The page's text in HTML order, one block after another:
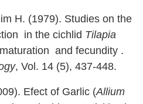
H. (1979). Studies on the
in the cichlid Tilapia
and fecundity .
, Vol. 14 (5), 437-448.
Efect of Garlic (Allium